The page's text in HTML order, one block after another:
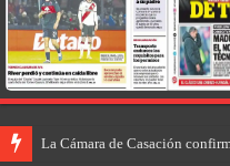
La Cámara de Casación